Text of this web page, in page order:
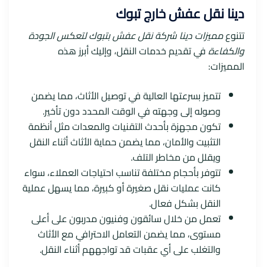
دينا نقل عفش خارج تبوك
تتنوعمميزات دينا شركة نقل عفش بتبوك لتعكس الجودة
والكفاءةفي تقديم خدمات النقل، وإليك أبرز هذه
المميزات:
تتميز بسرعتها العالية في توصيل الأثاث، مما يضمن
وصوله إلى وجهته في الوقت المحدد دون تأخير.
تكون مجهزة بأحدث التقنيات والمعدات مثل أنظمة
التثبيت والأمان، مما يضمن حماية الأثاث أثناء النقل
ويقلل من مخاطر التلف.
تتوفر بأحجام مختلفة تناسب احتياجات العملاء، سواء
كانت عمليات نقل صغيرة أو كبيرة، مما يسهل عملية
النقل بشكل فعال.
تعمل من خلال سائقون وفنيون مدربون على أعلى
مستوى، مما يضمن التعامل الاحترافي مع الأثاث
والتغلب على أي عقبات قد تواجههم أثناء النقل.